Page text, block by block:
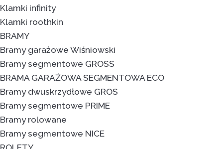
Klamki infinity
Klamki roothkin
BRAMY
Bramy garażowe Wiśniowski
Bramy segmentowe GROSS
BRAMA GARAŻOWA SEGMENTOWA ECO
Bramy dwuskrzydłowe GROS
Bramy segmentowe PRIME
Bramy rolowane
Bramy segmentowe NICE